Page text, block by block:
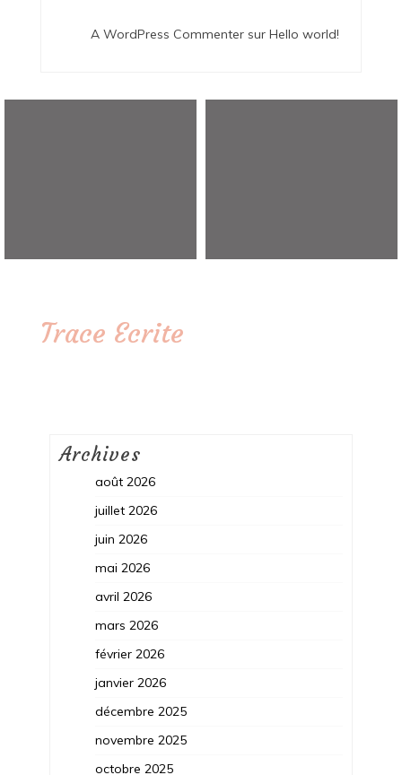
A WordPress Commentersur Hello world!
Trace Ecrite
Archives
août 2026
juillet 2026
juin 2026
mai 2026
avril 2026
mars 2026
février 2026
janvier 2026
décembre 2025
novembre 2025
octobre 2025